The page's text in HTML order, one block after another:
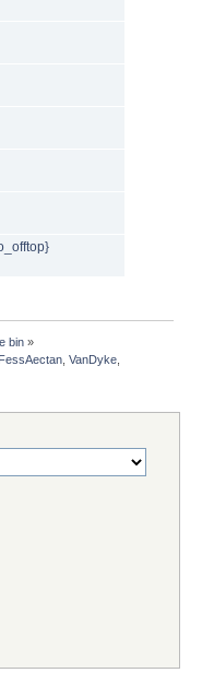
bin»
FessAectan ,VanDyke